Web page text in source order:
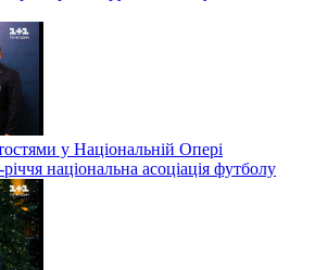
у Національній Опері
національна асоціація футболу